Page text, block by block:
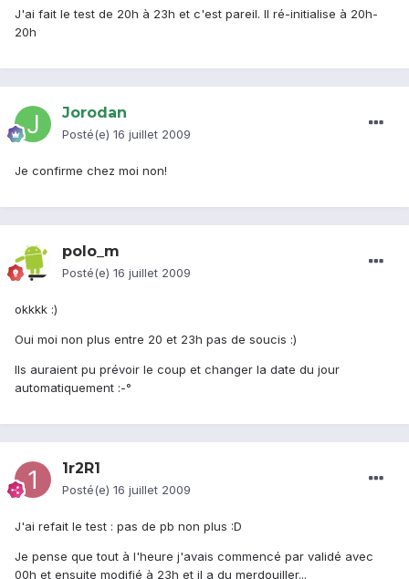
J'ai fait le test de 20h à 23h et c'est pareil. Il ré-initialise à 20h-
20h
Jorodan
Posté(e) 16 juillet 2009
Je confirme chez moi non!
polo_m
Posté(e) 16 juillet 2009
okkkk :)
Oui moi non plus entre 20 et 23h pas de soucis :)
Ils auraient pu prévoir le coup et changer la date du jour
automatiquement :-°
1r2R1
Posté(e) 16 juillet 2009
J'ai refait le test : pas de pb non plus :D
Je pense que tout à l'heure j'avais commencé par validé avec
00h et ensuite modifié à 23h et il a du merdouiller...